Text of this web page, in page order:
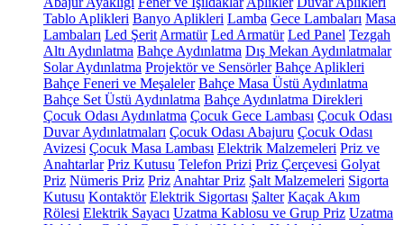
Tablo Aplikleri Banyo Aplikleri Lamba Gece Lambaları Masa
Lambaları Led Şerit Armatür Led Armatür Led Panel Tezgah
Altı Aydınlatma Bahçe Aydınlatma Dış Mekan Aydınlatmalar
Solar Aydınlatma Projektör ve Sensörler Bahçe Aplikleri
Bahçe Feneri ve Meşaleler Bahçe Masa Üstü Aydınlatma
Bahçe Set Üstü Aydınlatma Bahçe Aydınlatma Direkleri
Çocuk Odası Aydınlatma Çocuk Gece Lambası Çocuk Odası
Duvar Aydınlatmaları Çocuk Odası Abajuru Çocuk Odası
Avizesi Çocuk Masa Lambası Elektrik Malzemeleri Priz ve
Anahtarlar Priz Kutusu Telefon Prizi Priz Çerçevesi Golyat
Priz Nümeris Priz Priz Anahtar Priz Şalt Malzemeleri Sigorta
Kutusu Kontaktör Elektrik Sigortası Şalter Kaçak Akım
Rölesi Elektrik Sayacı Uzatma Kablosu ve Grup Priz Uzatma